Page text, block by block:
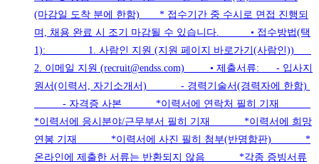
(마감일 도착 분에 한함) * 접수기간 중 수시로 면접 진행되
며, 채용 완료 시 조기 마감될 수 있습니다. • 접수방법(택
1): 1. 사람인 지원 (지원 페이지 바로가기(사람인))
2. 이메일 지원 (recruit@endss.com) • 제출서류: - 입사지
원서(이력서, 자기소개서) - 경력기술서(경력자에 한함)
- 자격증 사본 *이력서에 연락처 필히 기재
*이력서에 응시분야/근무부서 필히 기재 *이력서에 희망
연봉 기재 *이력서에 사진 필히 첨부(반명함판) *
온라인에 제출한 서류는 반환되지 않음 *각종 증빙서류